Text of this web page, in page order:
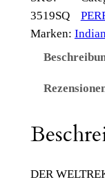
3519SQ
Marken:
DER